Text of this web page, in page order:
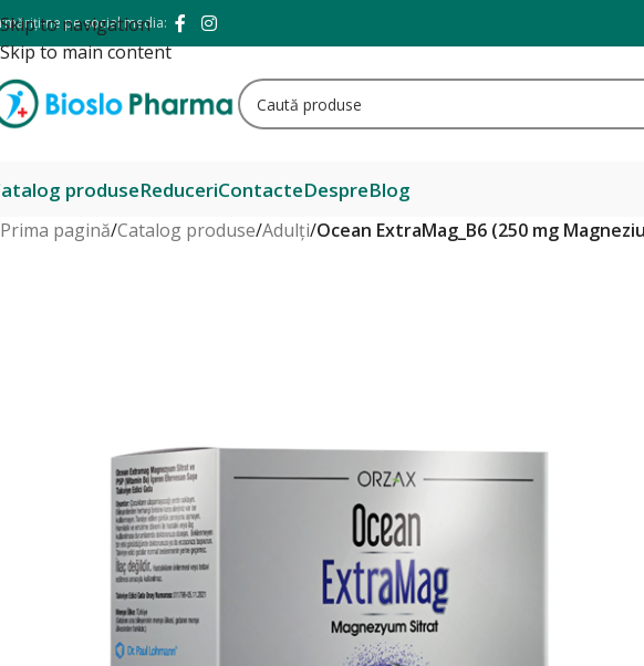
Skip to navigation
Skip to main content
ne pe social media:
produseReduceriContacteDespreBlog
Prima pagină/Catalog produse/Adulți/Ocean ExtraMag_B6 (250 mg